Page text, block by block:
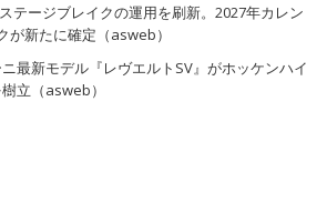
テージブレイクの運用を刷新。2027年カレン
が新たに確定（asweb）
最新モデル『レヴエルトSV』がホッケンハイ
立（asweb）